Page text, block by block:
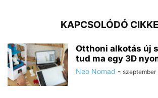
KAPCSOLÓDÓ
Otthoni alkotás új
tud ma egy 3D
Neo Nomad - szeptember